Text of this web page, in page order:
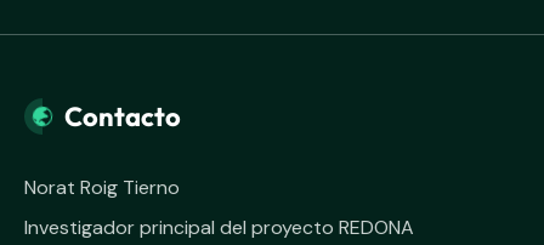
Contacto
Norat Roig Tierno
Investigador principal del proyecto REDONA